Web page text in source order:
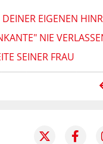
EIGENEN
NIE
SEINER FRAU